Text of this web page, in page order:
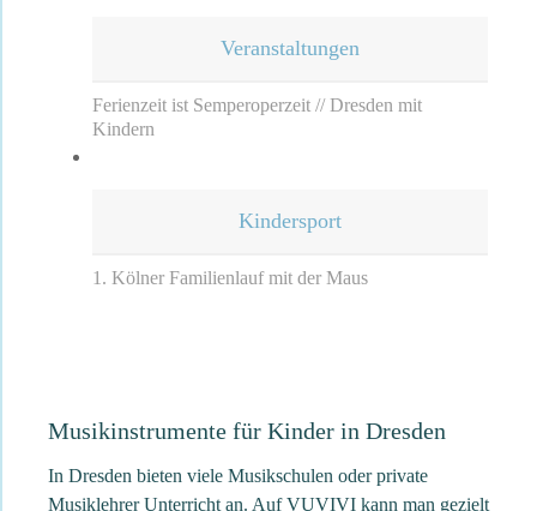
Veranstaltungen
Ferienzeit ist Semperoperzeit // Dresden mit
Kindern
Kindersport
1. Kölner Familienlauf mit der Maus
Musikinstrumente für Kinder in Dresden
In Dresden bieten viele Musikschulen oder private
Musiklehrer Unterricht an. Auf VUVIVI kann man gezielt